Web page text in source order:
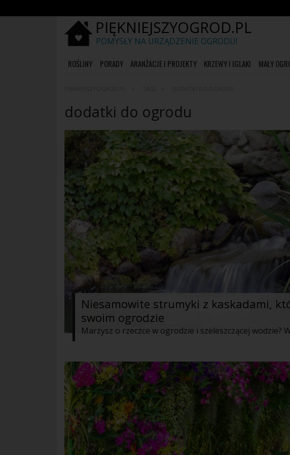
PIĘKNIEJSZYOGROD.PL
POMYSŁY NA URZĄDZENIE OGRODU!
ROŚLINY
PORADY ARANŻACJE I PROJEKTY KRZEWY I IGLAKI MAŁY
dodatki do ogrodu
Niesamowite strumyki z kaskadami,
swoim ogrodzie